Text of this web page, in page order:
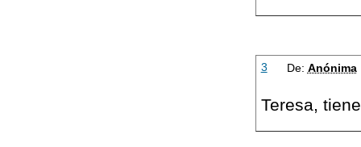
3 De: Anónima
Teresa,